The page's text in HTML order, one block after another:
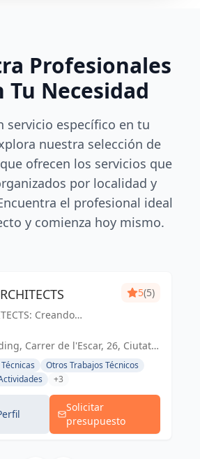
Profesionales
Tu Necesidad
servicio específico en tu
nuestra selección de
ofrecen los servicios que
por localidad y
el profesional ideal
y comienza hoy mismo.
Creando
Tu visión,
5(5)
Carrer de l'Escar, 26, Ciutat
España, España
Otros Trabajos Técnicos
+3
Solicitar
presupuesto